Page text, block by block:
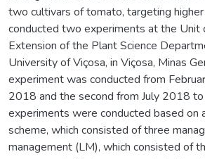
two cultivars of tomato, targeting
conducted two experiments at the Unit
Extension of the Plant Science
University of Viçosa, in Viçosa, Minas
experiment was conducted from
2018 and the second from July 2018 to
experiments were conducted based on
scheme, which consisted of three
management (LM), which consisted of